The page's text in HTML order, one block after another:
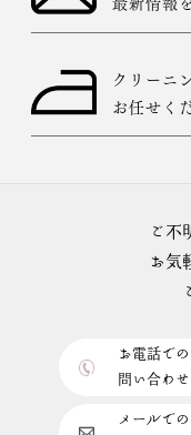
クリーニ
お任せく
ご不
お気
お電話で
問い合わせ
メールで